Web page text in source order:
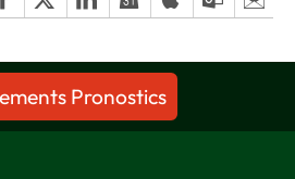
Pronostics